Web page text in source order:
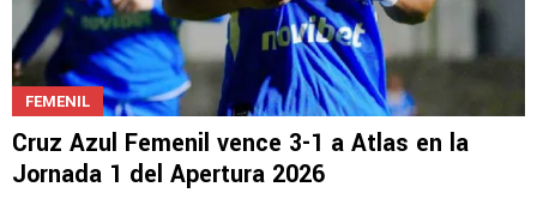
FEMENIL
Cruz Azul Femenil vence 3-1 a Atlas en la
Jornada 1 del Apertura 2026